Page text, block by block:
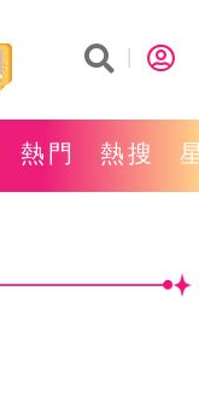
熱門 熱搜